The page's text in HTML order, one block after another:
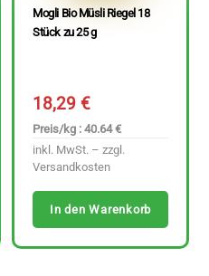
Mogli Bio Müsli Riegel 18
Stück zu 25 g
18,29€
Preis/kg : 40.64 €
inkl. MwSt. – zzgl.
Versandkosten
In den Warenkorb